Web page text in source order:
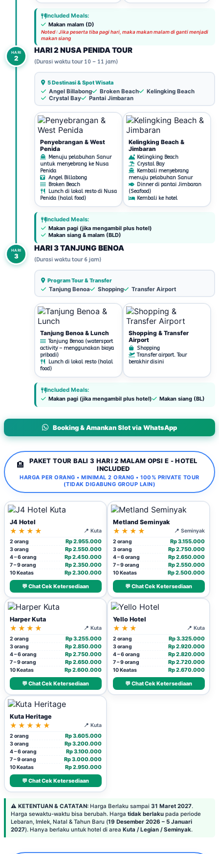
Included Meals:
Makan malam (D)
Noted : Jika peserta tiba pagi hari, maka makan malam di ganti menjadi
makan siang
HARI
2
HARI 2 NUSA PENIDA TOUR
(Durasi waktu tour 10 – 11 jam)
5 Destinasi & Spot Wisata
Angel Billabong
Broken Beach
Kelingking Beach
Crystal Bay
Pantai Jimbaran
Penyebrangan & West
Penida
Menuju pelabuhan Sanur
untuk menyebrang ke Nusa
Penida
Angel Billabong
Broken Beach
Lunch di lokal resto di Nusa
Penida (halal food)
Kelingking Beach &
Jimbaran
Kelingking Beach
Crystal Bay
Kembali menyebrang
menuju pelabuhan Sanur
Dinner di pantai Jimbaran
(Seafood)
Kembali ke hotel
Included Meals:
Makan pagi (jika mengambil plus hotel)
Makan siang & malam (BLD)
HARI
3
HARI 3 TANJUNG BENOA
(Durasi waktu tour 6 jam)
Program Tour & Transfer
Tanjung Benoa
Shopping Transfer Airport
Tanjung Benoa & Lunch
Tanjung Benoa (watersport
activity – menggunakan biaya
pribadi)
Lunch di lokal resto (halal
food)
Shopping & Transfer
Airport
Shopping
Transfer airport. Tour
berakhir disini
Included Meals:
Makan pagi (jika mengambil plus hotel)
Makan siang (BL)
Booking & Amankan Slot via WhatsApp
🏨
PAKET TOUR BALI 3 HARI 2 MALAM OPSI E - HOTEL
INCLUDED
HARGA PER ORANG • MINIMAL 2 ORANG • 100% PRIVATE TOUR
(TIDAK DIGABUNG GROUP LAIN)
J4 Hotel
★★★★
📍 Kuta
2 orang
Rp 2.955.000
3 orang Rp 2.550.000
4 – 6 orang Rp 2.450.000
7 – 9 orang Rp 2.350.000
10 Keatas
Rp 2.300.000
💬 Chat Cek Ketersediaan
Metland Seminyak
★★★★
📍 Seminyak
2 orang
Rp 3.155.000
3 orang Rp 2.750.000
4 – 6 orang Rp 2.650.000
7 – 9 orang Rp 2.550.000
10 Keatas
Rp 2.500.000
💬 Chat Cek Ketersediaan
Harper Kuta
★★★★
📍 Kuta
2 orang
Rp 3.255.000
3 orang Rp 2.850.000
4 – 6 orang Rp 2.750.000
7 – 9 orang Rp 2.650.000
10 Keatas
Rp 2.600.000
💬 Chat Cek Ketersediaan
Yello Hotel
★★★
📍 Kuta
2 orang
Rp 3.325.000
3 orang Rp 2.920.000
4 – 6 orang Rp 2.820.000
7 – 9 orang Rp 2.720.000
10 Keatas
Rp 2.670.000
💬 Chat Cek Ketersediaan
Kuta Heritage
★★★★★
📍 Kuta
2 orang
Rp 3.605.000
3 orang Rp 3.200.000
4 – 6 orang Rp 3.100.000
7 – 9 orang Rp 3.000.000
10 Keatas
Rp 2.950.000
💬 Chat Cek Ketersediaan
⚠️ KETENTUAN & CATATAN: Harga Berlaku sampai 31 Maret 2027.
Harga sewaktu-waktu bisa berubah. Harga tidak berlaku pada periode
Lebaran, Imlek, Natal & Tahun Baru (19 Desember 2026 – 5 Januari
2027). Hanya berlaku untuk hotel di area Kuta / Legian / Seminyak.